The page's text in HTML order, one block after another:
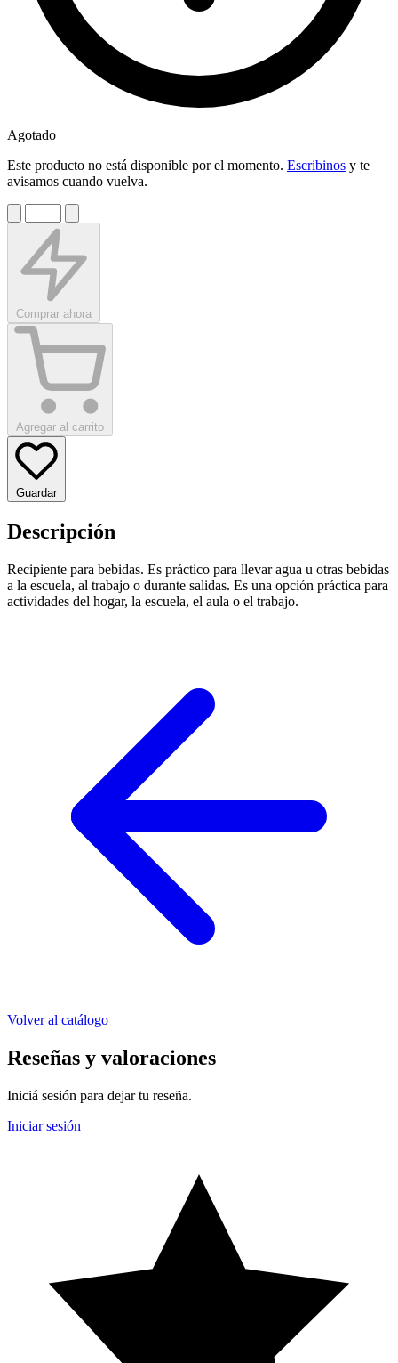
Agotado
Este producto no está disponible por el momento. Escribinos y te
avisamos cuando vuelva.
Comprar ahora
Agregar al carrito
Guardar
Descripción
Recipiente para bebidas. Es práctico para llevar agua u otras bebidas
a la escuela, al trabajo o durante salidas. Es una opción práctica para
actividades del hogar, la escuela, el aula o el trabajo.
Volver al catálogo
Reseñas y valoraciones
Iniciá sesión para dejar tu reseña.
Iniciar sesión